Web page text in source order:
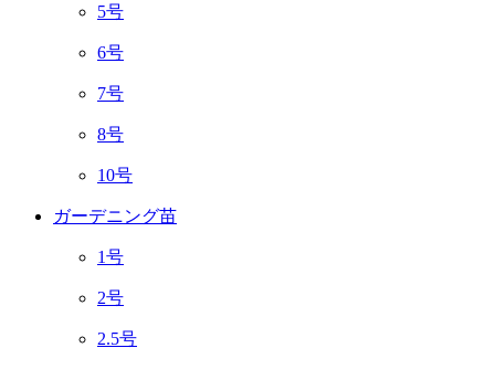
5号
6号
7号
8号
10号
ガーデニング苗
1号
2号
2.5号